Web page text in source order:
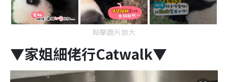
點擊圖片放大
▼家姐細佬行Catwalk▼